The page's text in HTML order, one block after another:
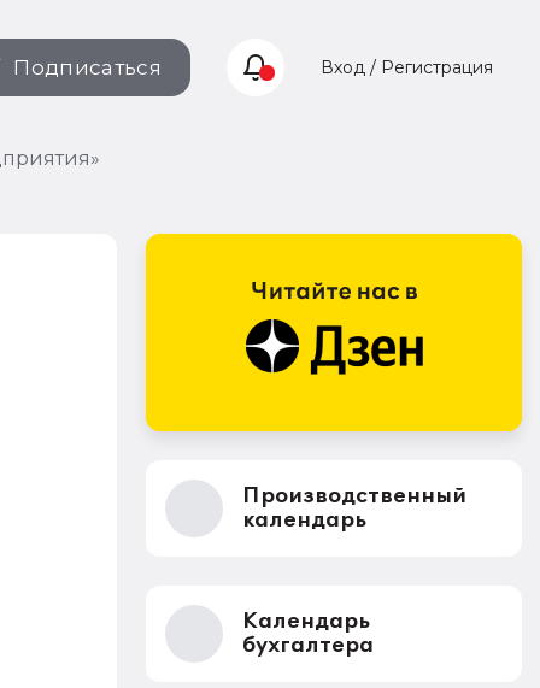
Подписаться Вход / Регистрация
Производственный
календарь
Календарь
бухгалтера